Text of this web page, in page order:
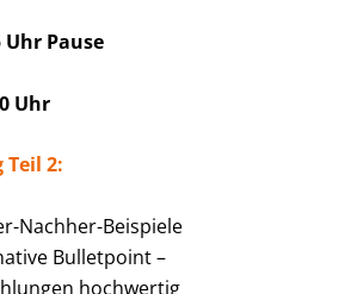
Uhr Pause
Uhr
2:
Nachher-Beispiele
Bulletpoint –
hochwertig